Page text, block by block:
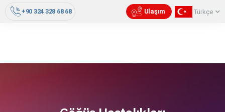
+90 324 328 68 68 Ulaşım Türkçe